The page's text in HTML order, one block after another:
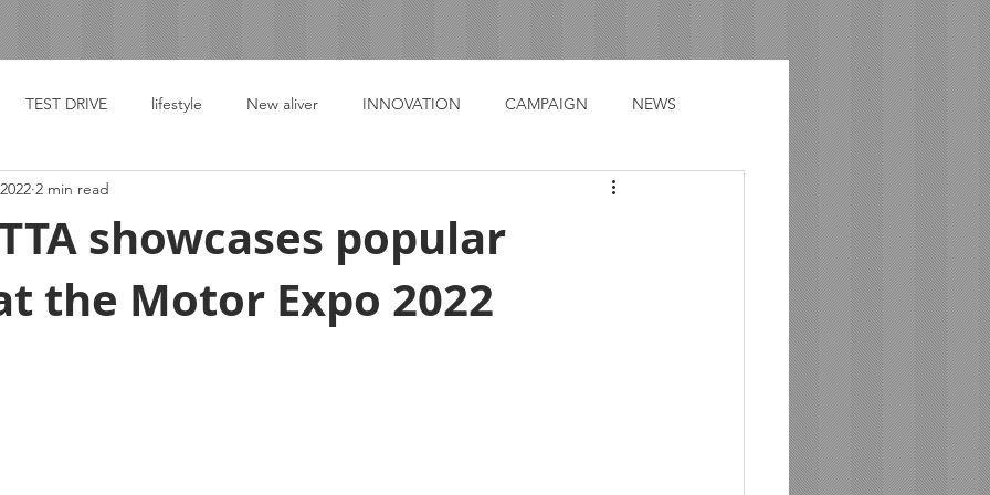
TEST DRIVE lifestyle New aliver INNOVATION CAMPAIGN NEWS
showcases popular
the Motor Expo 2022
2 min read